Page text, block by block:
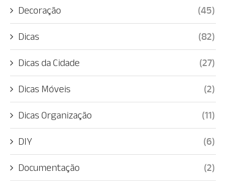
Decoração (45)
Dicas (82)
Dicas da Cidade (27)
Dicas Móveis (2)
Dicas Organização (11)
DIY (6)
Documentação (2)